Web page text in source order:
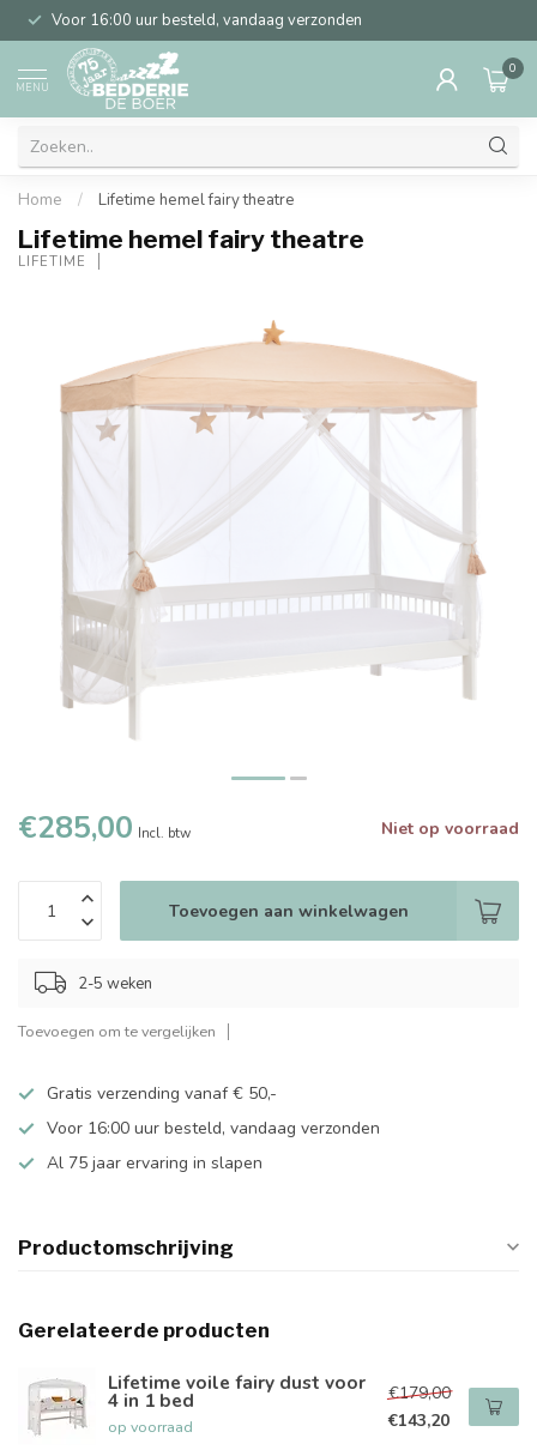
Voor 16:00 uur besteld, vandaag verzonden
MENU
0
Home / Lifetime hemel fairy theatre
Lifetime hemel fairy theatre
LIFETIME
€285,00 Incl. btw Niet op voorraad
Toevoegen aan winkelwagen
2-5 weken
Toevoegen om te vergelijken
Gratis verzending vanaf € 50,-
Voor 16:00 uur besteld, vandaag verzonden
Al 75 jaar ervaring in slapen
Productomschrijving
Gerelateerde producten
Lifetime voile fairy dust voor
4 in 1 bed
op voorraad
€179,00
€143,20